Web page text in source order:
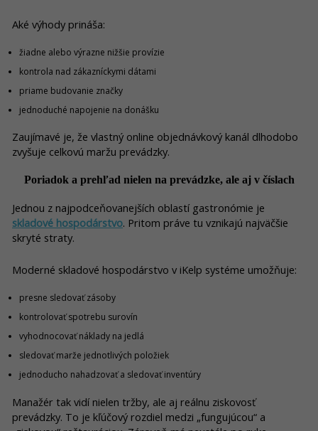
Aké výhody prináša:
žiadne alebo výrazne nižšie provízie
kontrola nad zákazníckymi dátami
priame budovanie značky
jednoduché napojenie na donášku
Zaujímavé je, že vlastný online objednávkový kanál dlhodobo
zvyšuje celkovú maržu prevádzky.
Poriadok a prehľad nielen na prevádzke, ale aj v číslach
Jednou z najpodceňovanejších oblastí gastronómie je
skladové hospodárstvo. Pritom práve tu vznikajú najväčšie
skryté straty.
Moderné skladové hospodárstvo v iKelp systéme umožňuje:
presne sledovať zásoby
kontrolovať spotrebu surovín
vyhodnocovať náklady na jedlá
sledovať marže jednotlivých položiek
jednoducho nahadzovať a sledovať inventúry
Manažér tak vidí nielen tržby, ale aj reálnu ziskovosť
prevádzky. To je kľúčový rozdiel medzi „fungujúcou“ a